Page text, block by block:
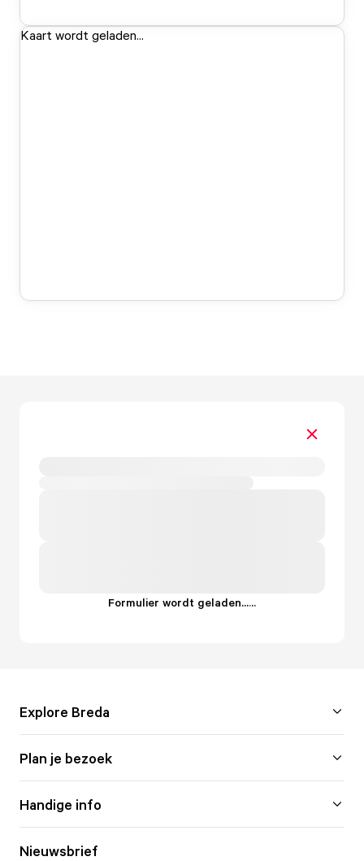
Kaart wordt geladen...
Formulier wordt geladen......
Explore Breda
Plan je bezoek
Handige info
Nieuwsbrief